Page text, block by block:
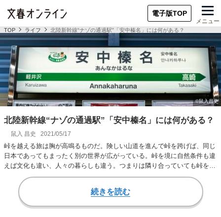
電子版TOP
メニュー
TOP ライフ 北陸新幹線“ナゾの通過駅”「安中榛名」には何がある？
北陸新幹線“ナゾの通過駅”「安中榛名」には何がある？
鼠入 昌史 2021/05/17
峠を越える旅は胸が高鳴るものだ。険しい山道を進んで峠を跨げば、同じ
日本であってもまったく別の世界が広がっている。峠を境に自然条件も違
えば文化も違い、人々の暮らしも違う。つまりは隣り合っていても峠を挟
んで違う空気が感…
続きを読む